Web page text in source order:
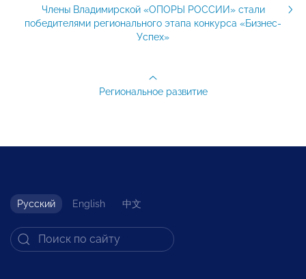
Члены Владимирской «ОПОРЫ РОССИИ» стали
победителями регионального этапа конкурса «Бизнес-
Успех»
Региональное развитие
Русский English 中文